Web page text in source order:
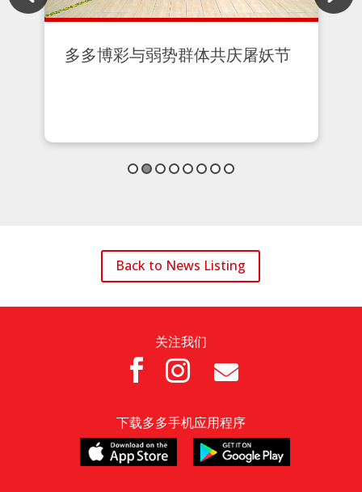
多多博彩致力打造更安全的社区
Back to News Listing
关注我们
  
下载多多手机应用程序